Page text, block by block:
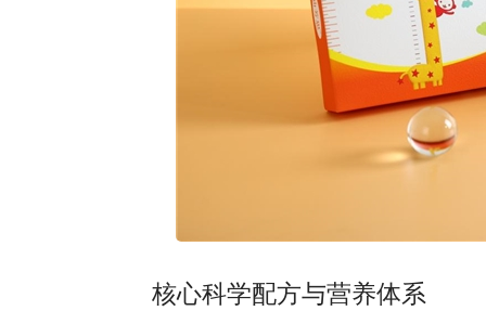
核心科学配方与营养体系